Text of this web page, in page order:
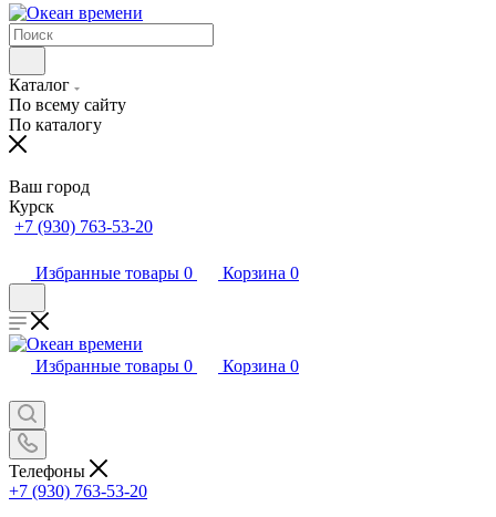
Каталог
По всему сайту
По каталогу
Ваш город
Курск
+7 (930) 763-53-20
Избранные товары 0 Корзина 0
Избранные товары 0 Корзина 0
Телефоны
+7 (930) 763-53-20